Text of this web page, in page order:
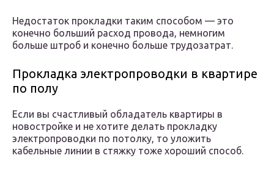
Недостаток прокладки таким способом — это
конечно больший расход провода, немногим
больше штроб и конечно больше трудозатрат.
Прокладка электропроводки в квартире
по полу
Если вы счастливый обладатель квартиры в
новостройке и не хотите делать прокладку
электропроводки по потолку, то уложить
кабельные линии в стяжку тоже хороший способ.